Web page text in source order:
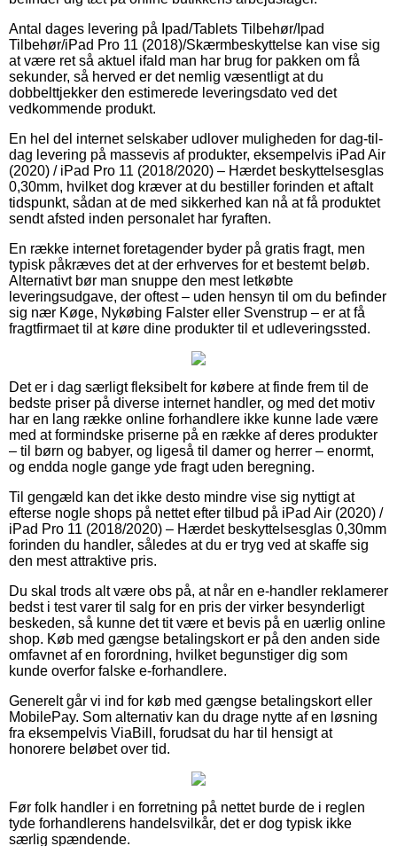
Antal dages levering på Ipad/Tablets Tilbehør/Ipad
Tilbehør/iPad Pro 11 (2018)/Skærmbeskyttelse kan vise sig
at være ret så aktuel ifald man har brug for pakken om få
sekunder, så herved er det nemlig væsentligt at du
dobbelttjekker den estimerede leveringsdato ved det
vedkommende produkt.
En hel del internet selskaber udlover muligheden for dag-til-
dag levering på massevis af produkter, eksempelvis iPad Air
(2020) / iPad Pro 11 (2018/2020) – Hærdet beskyttelsesglas
0,30mm, hvilket dog kræver at du bestiller forinden et aftalt
tidspunkt, sådan at de med sikkerhed kan nå at få produktet
sendt afsted inden personalet har fyraften.
En række internet foretagender byder på gratis fragt, men
typisk påkræves det at der erhverves for et bestemt beløb.
Alternativt bør man snuppe den mest letkøbte
leveringsudgave, der oftest – uden hensyn til om du befinder
sig nær Køge, Nykøbing Falster eller Svenstrup – er at få
fragtfirmaet til at køre dine produkter til et udleveringssted.
Det er i dag særligt fleksibelt for købere at finde frem til de
bedste priser på diverse internet handler, og med det motiv
har en lang række online forhandlere ikke kunne lade være
med at formindske priserne på en række af deres produkter
– til børn og babyer, og ligeså til damer og herrer – enormt,
og endda nogle gange yde fragt uden beregning.
Til gengæld kan det ikke desto mindre vise sig nyttigt at
efterse nogle shops på nettet efter tilbud på iPad Air (2020) /
iPad Pro 11 (2018/2020) – Hærdet beskyttelsesglas 0,30mm
forinden du handler, således at du er tryg ved at skaffe sig
den mest attraktive pris.
Du skal trods alt være obs på, at når en e-handler reklamerer
bedst i test varer til salg for en pris der virker besynderligt
beskeden, så kunne det tit være et bevis på en uærlig online
shop. Køb med gængse betalingskort er på den anden side
omfavnet af en forordning, hvilket begunstiger dig som
kunde overfor falske e-forhandlere.
Generelt går vi ind for køb med gængse betalingskort eller
MobilePay. Som alternativ kan du drage nytte af en løsning
fra eksempelvis ViaBill, forudsat du har til hensigt at
honorere beløbet over tid.
Før folk handler i en forretning på nettet burde de i reglen
tyde forhandlerens handelsvilkår, det er dog typisk ikke
særlig spændende.